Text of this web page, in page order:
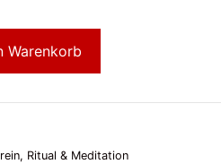
Warenkorb
Ritual & Meditation